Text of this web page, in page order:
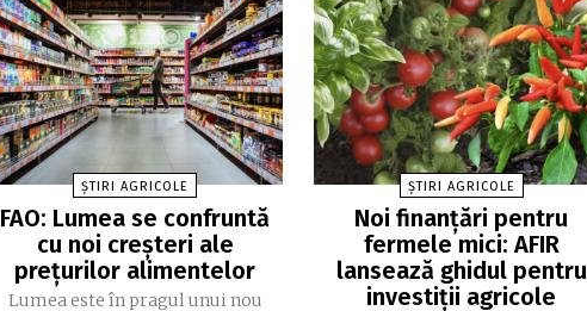
ȘTIRI AGRICOLE
FAO: Lumea se confruntă
cu noi creşteri ale
preţurilor alimentelor
Lumea este în pragul unui nou
ȘTIRI AGRICOLE
Noi finanțări pentru
fermele mici: AFIR
lansează ghidul pentru
investiții agricole